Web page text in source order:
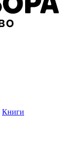
Книги